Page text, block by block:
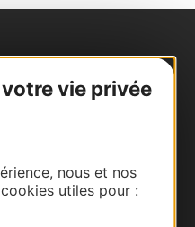
vie privée
nous et nos
utiles pour :